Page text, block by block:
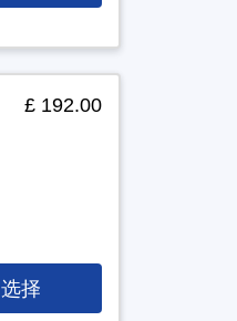
£ 192.00
选择